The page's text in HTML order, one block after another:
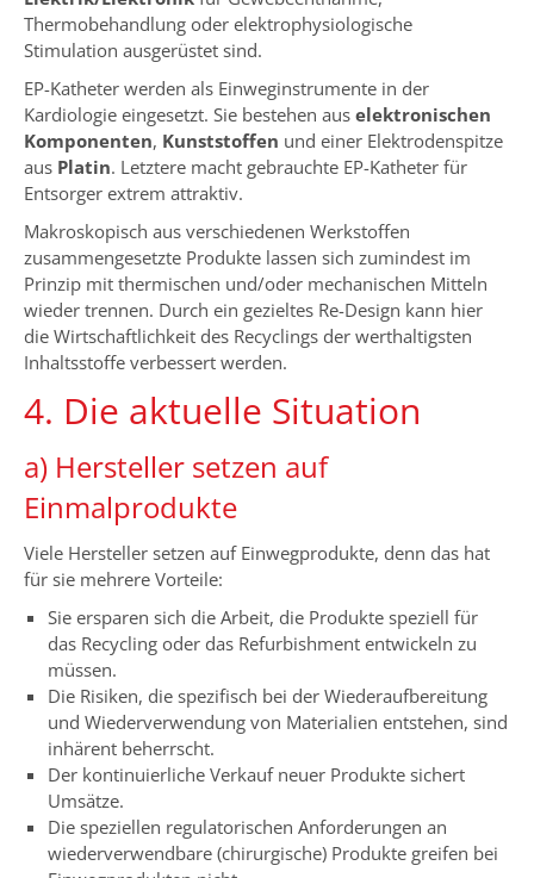
Thermobehandlung oder elektrophysiologische
Stimulation ausgerüstet sind.
EP-Katheter werden als Einweginstrumente in der
Kardiologie eingesetzt. Sie bestehen aus elektronischen
Komponenten, Kunststoffen und einer Elektrodenspitze
aus Platin. Letztere macht gebrauchte EP-Katheter für
Entsorger extrem attraktiv.
Makroskopisch aus verschiedenen Werkstoffen
zusammengesetzte Produkte lassen sich zumindest im
Prinzip mit thermischen und/oder mechanischen Mitteln
wieder trennen. Durch ein gezieltes Re-Design kann hier
die Wirtschaftlichkeit des Recyclings der werthaltigsten
Inhaltsstoffe verbessert werden.
4. Die aktuelle Situation
a) Hersteller setzen auf
Einmalprodukte
Viele Hersteller setzen auf Einwegprodukte, denn das hat
für sie mehrere Vorteile:
Sie ersparen sich die Arbeit, die Produkte speziell für
das Recycling oder das Refurbishment entwickeln zu
müssen.
Die Risiken, die spezifisch bei der Wiederaufbereitung
und Wiederverwendung von Materialien entstehen, sind
inhärent beherrscht.
Der kontinuierliche Verkauf neuer Produkte sichert
Umsätze.
Die speziellen regulatorischen Anforderungen an
wiederverwendbare (chirurgische) Produkte greifen bei